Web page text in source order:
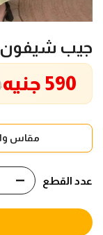
جيب
590 جنيه
مقاس
عدد القطع